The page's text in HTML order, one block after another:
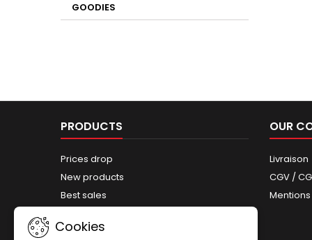
GOODIES
PRODUCTS
Prices drop
New products
Best sales
OUR
Livraison
CGV /
Cookies